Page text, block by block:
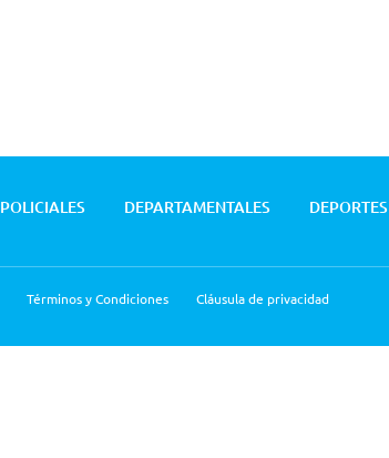
POLICIALES DEPARTAMENTALES DEPORTES
Términos y Condiciones Cláusula de privacidad